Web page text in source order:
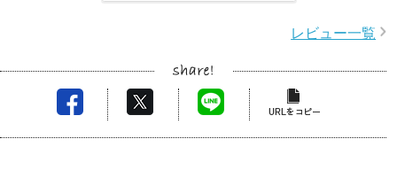
レビュー一覧